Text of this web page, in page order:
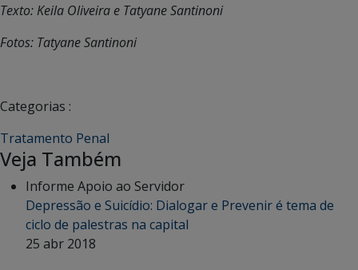
Texto: Keila Oliveira e Tatyane Santinoni
Fotos: Tatyane Santinoni
Categorias :
Tratamento Penal
Veja Também
Informe Apoio ao Servidor
Depressão e Suicídio: Dialogar e Prevenir é tema de
ciclo de palestras na capital
25 abr 2018